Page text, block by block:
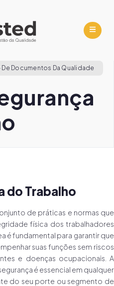
Documentos Da Qualidade
do Trabalho
de práticas e normas que
física dos trabalhadores
é fundamental para garantir que
suas funções sem riscos
e doenças ocupacionais. A
é essencial em qualquer
do seu porte ou segmento de